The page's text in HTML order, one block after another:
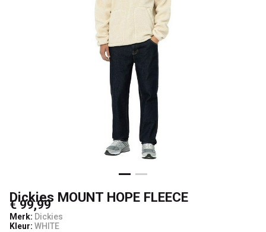
Dickies MOUNT HOPE FLEECE
€ 99,99
Merk: Dickies
Kleur: WHITE